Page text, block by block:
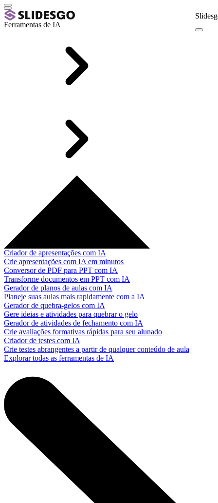
Ferramentas de IA
Criador de apresentações com IA
Crie apresentações com IA em minutos
Conversor de PDF para PPT com IA
Transforme documentos em PPT com IA
Gerador de planos de aulas com IA
Planeje suas aulas mais rapidamente com a IA
Gerador de quebra-gelos com IA
Gere ideias e atividades para quebrar o gelo
Gerador de atividades de fechamento com IA
Crie avaliações formativas rápidas para seu alunado
Criador de testes com IA
Crie testes abrangentes a partir de qualquer conteúdo de aula
Explorar todas as ferramentas de IA